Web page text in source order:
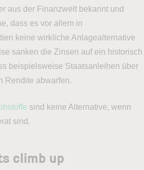
aus der Finanzwelt bekannt und
dass es vor allem in
keine wirkliche Anlagealternative
sanken die Zinsen auf ein historisch
beispielsweise Staatsanleihen über
Rendite abwarfen.
sind keine Alternative, wenn
sind.
climb up